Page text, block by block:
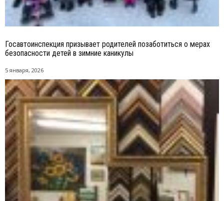
Госавтоинспекция призывает родителей позаботиться о мерах
безопасности детей в зимние каникулы
5 января, 2026